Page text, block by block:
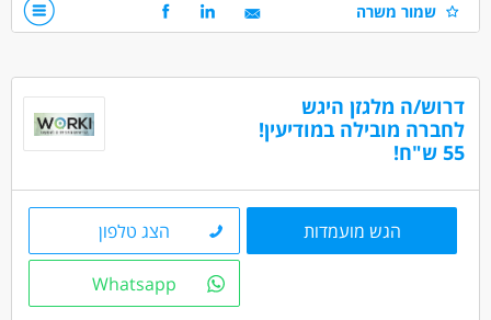
כללי /ללא הכשרה - עובד/ת כללי
אדמיניסטרציה ומזכירות - פקיד/ה
מאפייני משרה
משרה מלאה
שמור משרה
דרוש/ה מלגזן היגש
לחברה מובילה במודיעין!
55 ש"ח!
הגש מועמדות הצג טלפון
Whatsapp